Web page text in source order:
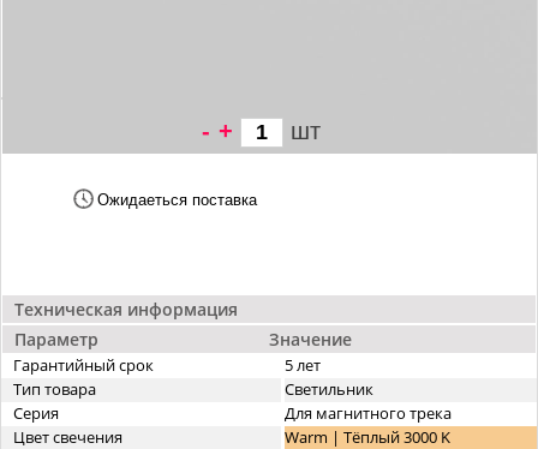
Техническая информация
Параметр
Значение
Гарантийный срок
5 лет
Тип товара
Светильник
Серия
Для магнитного трека
Цвет свечения
Warm | Тёплый 3000 K
- + шт
Ожидаеться поставка